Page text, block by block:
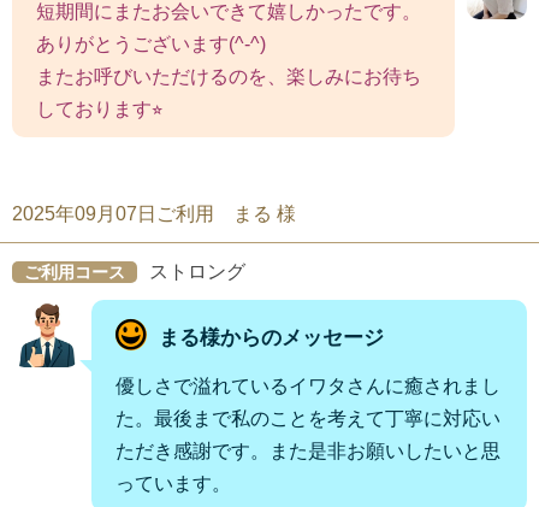
短期間にまたお会いできて嬉しかったです。
ありがとうございます(^-^)
またお呼びいただけるのを、楽しみにお待ち
しております⭐︎
2025年09月07日ご利用 まる 様
ご利用コース ストロング
まる様からのメッセージ
優しさで溢れているイワタさんに癒されまし
た。最後まで私のことを考えて丁寧に対応い
ただき感謝です。また是非お願いしたいと思
っています。